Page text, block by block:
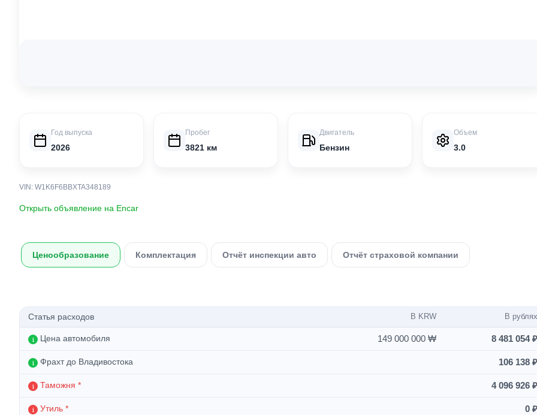
Год выпуска
2026
Пробег
3821 км
Двигатель
Бензин
Объем
3.0
VIN: W1K6F6BBXTA348189
Открыть объявление на Encar
Ценообразование Комплектация Отчёт инспекции авто Отчёт страховой компании
Статья расходов В KRW В рублях
Цена автомобиля 149 000 000 ₩ 8 481 054 ₽
Фрахт до Владивостока 106 138 ₽
Таможня * 4 096 926 ₽
Утиль * 0 ₽